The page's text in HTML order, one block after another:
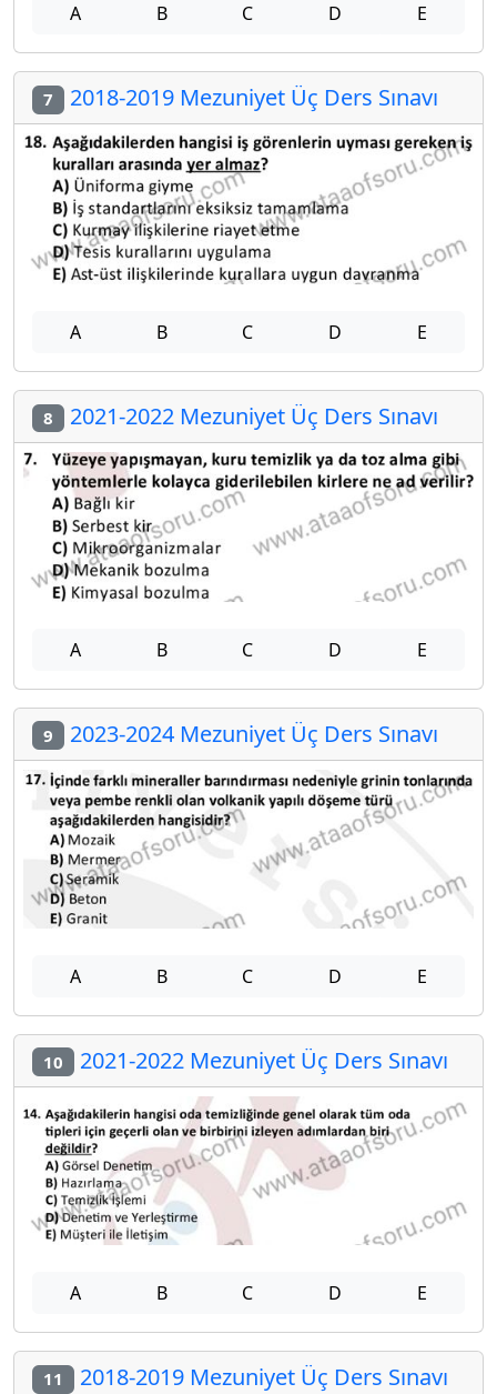
A B C D E
7 2018-2019 Mezuniyet Üç Ders Sınavı
A B C D E
8 2021-2022 Mezuniyet Üç Ders Sınavı
A B C D E
9 2023-2024 Mezuniyet Üç Ders Sınavı
A B C D E
10 2021-2022 Mezuniyet Üç Ders Sınavı
A B C D E
11 2018-2019 Mezuniyet Üç Ders Sınavı